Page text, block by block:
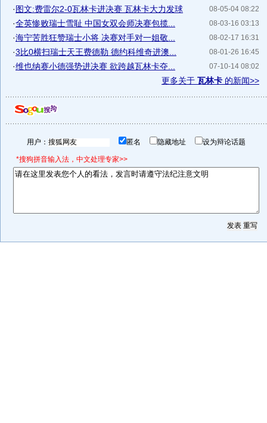
08-05-04 08:22
·图文:费雷尔2-0瓦林卡进决赛 瓦林卡大力发球
08-03-16 03:13
·全英惨败瑞士雪耻 中国女双会师决赛包揽...
08-02-17 16:31
·海宁苦胜狂赞瑞士小将 决赛对手对一姐敬...
08-01-26 16:45
·3比0横扫瑞士天王费德勒 德约科维奇进澳...
07-10-14 08:02
·维也纳赛小德强势进决赛 欲跨越瓦林卡夺...
更多关于 瓦林卡 的新闻>>
用户： 匿名 隐藏地址 设为辩论话题
*搜狗拼音输入法，中文处理专家>>